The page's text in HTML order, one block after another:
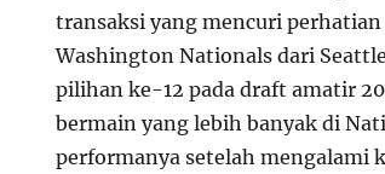
transaksi yang mencuri
Washington Nationals dari
pilihan ke-12 pada draft amatir
bermain yang lebih banyak di
performanya setelah mengalami